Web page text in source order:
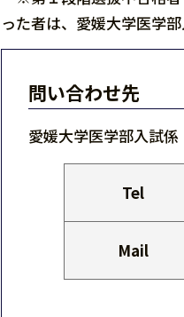
った者は、愛媛大学医学
問い合わせ先
愛媛大学医学部入試係
Tel
Mail